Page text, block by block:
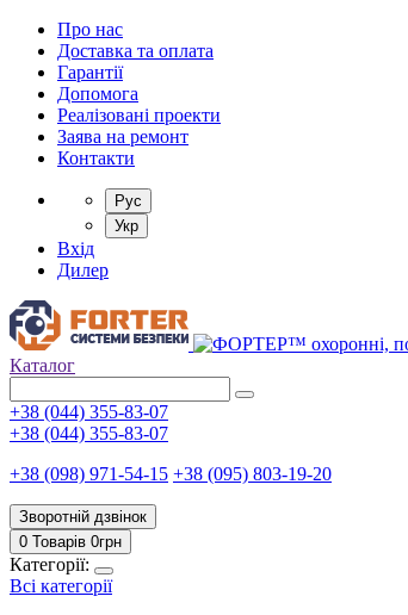
Про нас
Доставка та оплата
Гарантії
Допомога
Реалізовані проекти
Заява на ремонт
Контакти
Рус
Укр
Вхід
Дилер
Каталог
+38 (044) 355-83-07
+38 (044) 355-83-07
+38 (098) 971-54-15 +38 (095) 803-19-20
Зворотній дзвінок
0 Товарів 0грн
Категорії:
Всі категорії